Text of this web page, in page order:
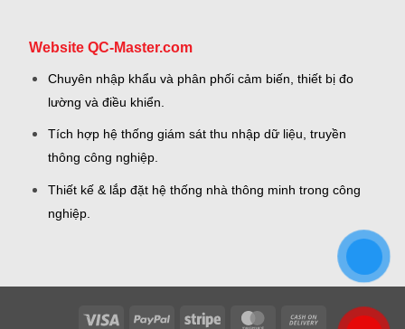
Website QC-Master.com
Chuyên nhập khẩu và phân phối cảm biến, thiết bị đo
lường và điều khiển.
Tích hợp hệ thống giám sát thu nhập dữ liệu, truyền
thông công nghiệp.
Thiết kế & lắp đặt hệ thống nhà thông minh trong công
nghiệp.
Visa PayPal Stripe MasterCardCash